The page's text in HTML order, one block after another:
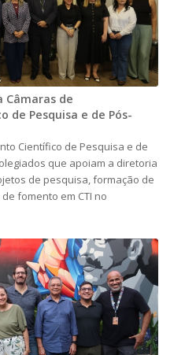
Câmaras de
de Pesquisa e de Pós-
Científico de Pesquisa e de
que apoiam a diretoria
de pesquisa, formação de
fomento em CTI no